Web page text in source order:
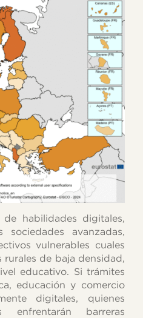
de habilidades digitales,
avanzadas,
vulnerables cuales
rurales de baja densidad,
educativo. Si trámites
educación y comercio
digitales, quienes
enfrentarán barreras